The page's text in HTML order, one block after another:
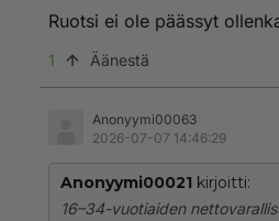
● Belgia 97 200
● Kroatia 82 000
● Slovakia 74 600
● Liettua 59 600
● Kypros 55 900
● Alankomaat 40 900
● Unkari 36 300
Ruotsi ei ole päässyt
1 Äänestä
Anonyymi00063
2026-07-07 14:46:29
Anonyymi00021 kirjoitti:
16–34-vuotiaiden